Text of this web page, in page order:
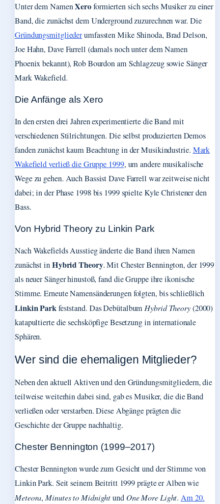
Unter dem NamenXeroformierten sich sechs Musiker zu einer
Band, die zunächst dem Underground zuzurechnen war. Die
Gründungsmitgliederumfassten Mike Shinoda, Brad Delson,
Joe Hahn, Dave Farrell (damals noch unter dem Namen
Phoenix bekannt), Rob Bourdon am Schlagzeug sowie Sänger
Mark Wakefield.
Die Anfänge als Xero
In den ersten drei Jahren experimentierte die Band mit
verschiedenen Stilrichtungen. Die selbst produzierten Demos
fanden zunächst kaum Beachtung in der Musikindustrie. Mark
Wakefield verließ die Gruppe 1999, um andere musikalische
Wege zu gehen. Auch Bassist Dave Farrell war zeitweise nicht
dabei; in der Phase 1998 bis 1999 spielte Kyle Christener den
Bass.
Von Hybrid Theory zu Linkin Park
Nach Wakefields Ausstieg änderte die Band ihren Namen
zunächst inHybrid Theory. Mit Chester Bennington, der 1999
als neuer Sänger hinustoß, fand die Gruppe ihre ikonische
Stimme. Erneute Namensänderungen folgten, bis schließlich
Linkin Parkfeststand. Das DebütalbumHybrid Theory(2000)
katapultierte die sechsköpfige Besetzung in internationale
Sphären.
Wer sind die ehemaligen Mitglieder?
Neben den aktuell Aktiven und den Gründungsmitgliedern, die
teilweise weiterhin dabei sind, gab es Musiker, die die Band
verließen oder verstarben. Diese Abgänge prägten die
Geschichte der Gruppe nachhaltig.
Chester Bennington (1999–2017)
Chester Bennington wurde zum Gesicht und der Stimme von
Linkin Park. Seit seinem Beitritt 1999 prägte er Alben wie
Meteora,Minutes to Midnightund One More Light.Am 20.